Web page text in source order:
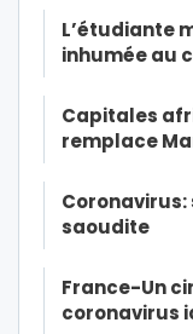
L’étudiante
inhumée au
Capitales
remplace
Coronavirus:
saoudite
France-Un
coronavirus